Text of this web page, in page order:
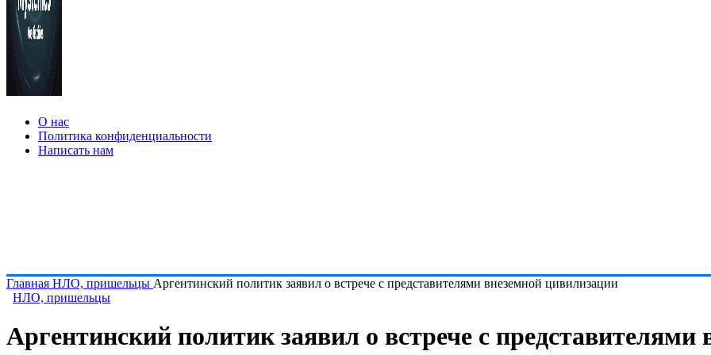
О нас
Политика конфиденциальности
Написать нам
Главная НЛО, пришельцы Аргентинский политик заявил о встрече с представителями внеземной цивилизации
НЛО, пришельцы
Аргентинский политик заявил о встрече с представителями